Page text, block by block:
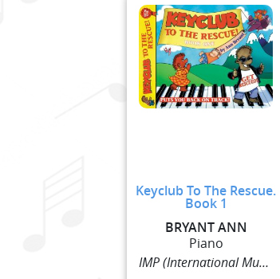
Keyclub To The Rescue.
Book 1
BRYANT ANN
Piano
IMP (International Music Publisher)